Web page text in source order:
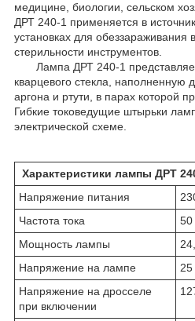
медицине, биологии, сельском
ДРТ 240-1 применяется в
установках для
стерильности инструментов.
Лампа ДРТ 240-1 представляет
кварцевого стекла, наполненную
аргона и ртути, в парах которой
Гибкие токоведущие штырьки
электрической схеме.
Характеристики лампы ДРТ
Напряжение питания
Частота тока
50
Мощность лампы
Напряжение на лампе
Напряжение на дросселе
при включении